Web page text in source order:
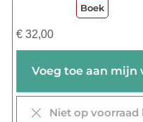
Boek
€32,00
Niet op voorraad